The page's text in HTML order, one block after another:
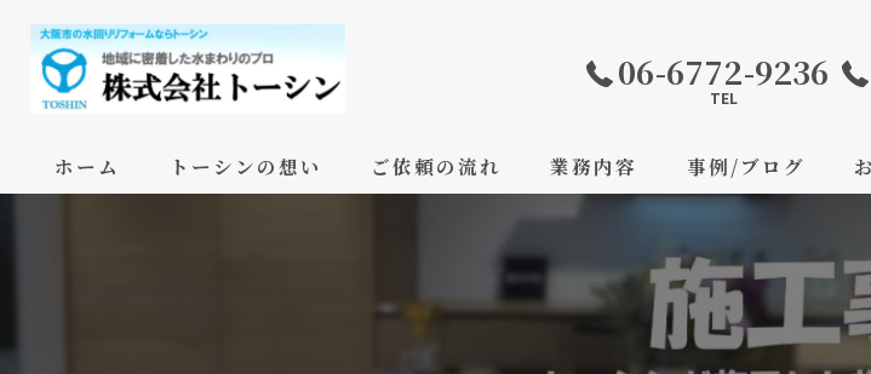
06-6772-9236
TEL
ホーム トーシンの想い ご依頼の流れ 業務内容 事例/ブログ